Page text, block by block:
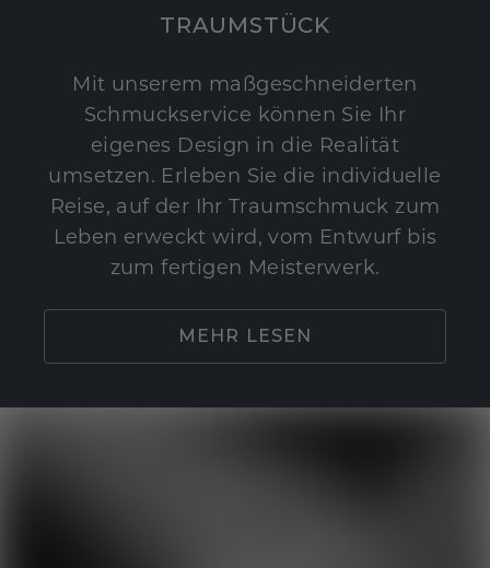
TRAUMSTÜCK
Mit unserem maßgeschneiderten
Schmuckservice können Sie Ihr
eigenes Design in die Realität
umsetzen. Erleben Sie die individuelle
Reise, auf der Ihr Traumschmuck zum
Leben erweckt wird, vom Entwurf bis
zum fertigen Meisterwerk.
MEHR LESEN